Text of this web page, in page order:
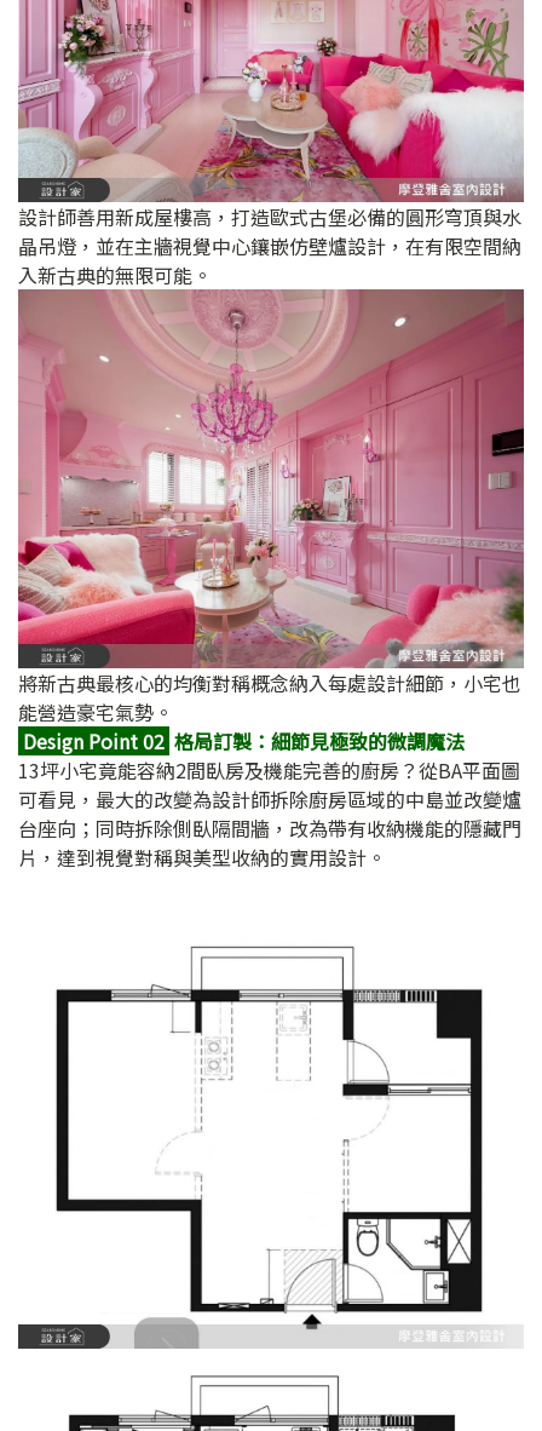
設計師善用新成屋樓高，打造歐式古堡必備的圓形穹頂與水
晶吊燈，並在主牆視覺中心鑲嵌仿壁爐設計，在有限空間納
入新古典的無限可能。
將新古典最核心的均衡對稱概念納入每處設計細節，小宅也
能營造豪宅氣勢。
Design Point 02 格局訂製：細節見極致的微調魔法
13坪小宅竟能容納2間臥房及機能完善的廚房？從BA平面圖
可看見，最大的改變為設計師拆除廚房區域的中島並改變爐
台座向；同時拆除側臥隔間牆，改為帶有收納機能的隱藏門
片，達到視覺對稱與美型收納的實用設計。